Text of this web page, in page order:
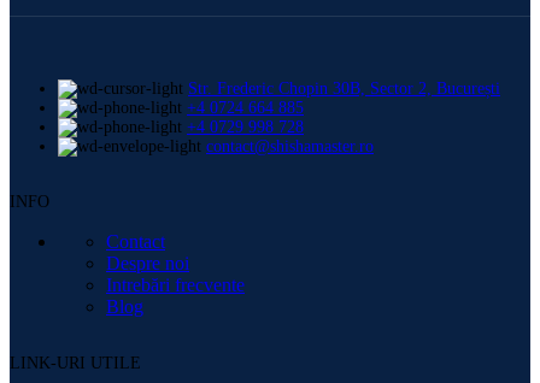
Str. Frederic Chopin 30B, Sector 2, București
+4 0724 664 885
+4 0729 998 728
contact@shishamaster.ro
INFO
Contact
Despre noi
Intrebări frecvente
Blog
LINK-URI UTILE